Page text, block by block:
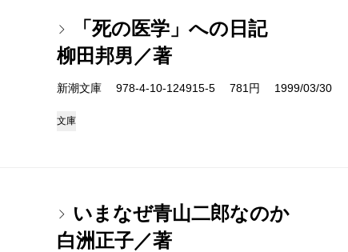
「死の医学」への日記
柳田邦男／著
新潮文庫 978-4-10-124915-5 781円 1999/03/30
文庫
いまなぜ青山二郎なのか
白洲正子／著